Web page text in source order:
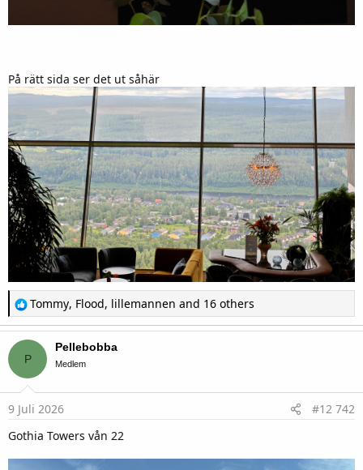
På rätt sida ser det ut såhär
R
a
c
i
Tommy, Flood, lillemannen and 16 others
P
Pellebobba
Medlem
9 Juli 2026
#12 742
Gothia Towers vån 22